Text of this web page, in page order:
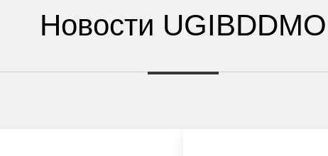
Новости UGIBDDMO